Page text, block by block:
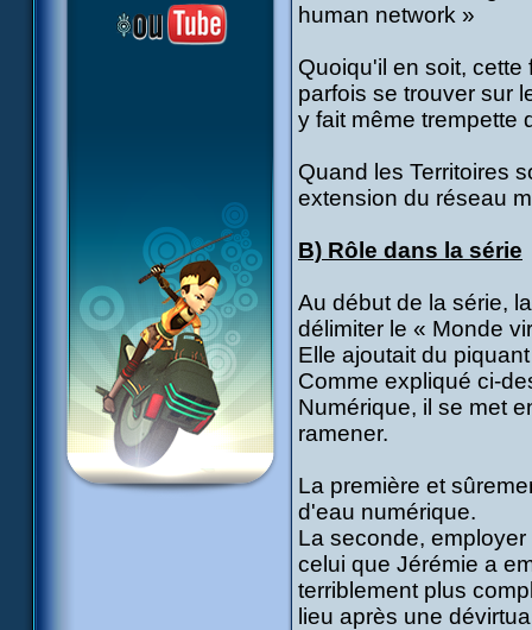
human network »
Quoiqu'il en soit,
parfois se trouver sur
y fait même trempette
Quand les Territoires
extension du réseau
B) Rôle dans la série
Au début de la série,
délimiter le « Monde
Elle ajoutait du
Comme expliqué ci-
Numérique, il se met
ramener.
La première et
d'eau numérique.
La seconde,
celui que Jérémie a
terriblement plus
lieu après une